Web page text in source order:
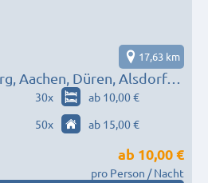
Aachen, Düren, Alsdorf…
17,63 km
30x
ab 10,00 €
50x ab 15,00 €
ab 10,00 €
pro Person / Nacht